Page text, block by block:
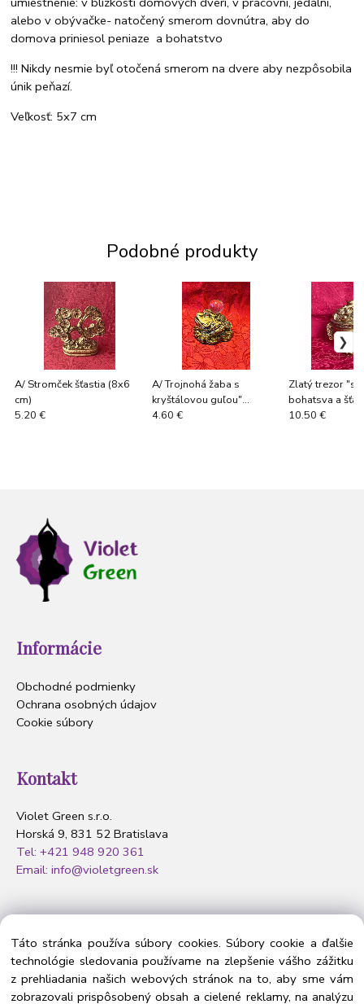
alebo v obývačke- natočený smerom dovnútra, aby do
domova priniesol peniaze a bohatstvo
!!! Nikdy nesmie byľ otočená smerom na dvere aby nezpôsobila
únik peňazí.
Veľkosť: 5x7 cm
Podobné produkty
A/ Stromček šťastia (8x6
cm)
5.20 €
A/ Trojnohá žaba s
kryštálovou guľou"
symbol bohatstva a
4.60 €
Zlatý trezor
bohatsva a
(10x6,5cm)
10.50 €
Informácie
Obchodné podmienky
Ochrana osobných údajov
Cookie súbory
Kontakt
Violet Green s.r.o.
Horská 9, 831 52 Bratislava
Tel: +421 948 920 361
Email: info@violetgreen.sk
Táto stránka používa súbory cookies. Súbory cookie a ďalšie
technológie sledovania používame na zlepšenie vášho zážitku
z prehliadania našich webových stránok na to, aby sme vám
zobrazovali prispôsobený obsah a cielené reklamy, na analýzu